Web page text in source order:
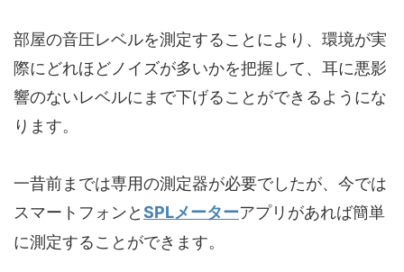
部屋の音圧レベルを測定することにより、環境が実
際にどれほどノイズが多いかを把握して、耳に悪影
響のないレベルにまで下げることができるようにな
ります。
一昔前までは専用の測定器が必要でしたが、今では
スマートフォンとSPLメーターアプリがあれば簡単
に測定することができます。